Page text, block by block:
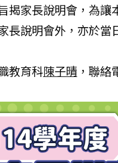
揭家長說明會，為讓
說明會外，亦於當
教育科陳子晴，聯絡